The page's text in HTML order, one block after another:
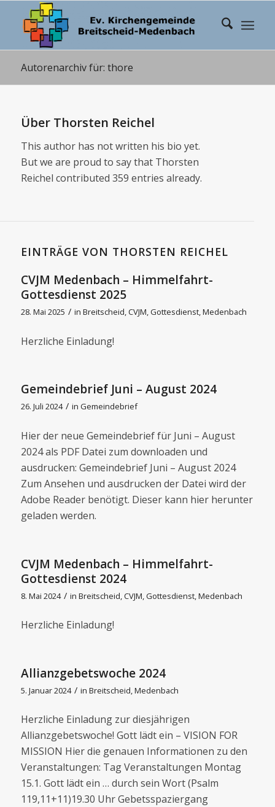
Autorenarchiv für: thore
Über Thorsten Reichel
This author has not written his bio yet.
But we are proud to say that Thorsten
Reichel contributed 359 entries already.
EINTRÄGE VON THORSTEN REICHEL
CVJM Medenbach – Himmelfahrt-
Gottesdienst 2025
28. Mai 2025 / in Breitscheid,CVJM,Gottesdienst,Medenbach
Herzliche Einladung!
Gemeindebrief Juni – August 2024
26. Juli 2024 / in Gemeindebrief
Hier der neue Gemeindebrief für Juni – August
2024 als PDF Datei zum downloaden und
ausdrucken: Gemeindebrief Juni – August 2024
Zum Ansehen und ausdrucken der Datei wird der
Adobe Reader benötigt. Dieser kann hier herunter
geladen werden.
CVJM Medenbach – Himmelfahrt-
Gottesdienst 2024
8. Mai 2024 / in Breitscheid CVJM Gottesdienst, Medenbach
Herzliche Einladung!
Allianzgebetswoche 2024
5. Januar 2024 / in Breitscheid,Medenbach
Herzliche Einladung zur diesjährigen
Allianzgebetswoche! Gott lädt ein – VISION FOR
MISSION Hier die genauen Informationen zu den
Veranstaltungen: Tag Veranstaltungen Montag
15.1. Gott lädt ein … durch sein Wort (Psalm
119,11+11)19.30 Uhr Gebetsspaziergang